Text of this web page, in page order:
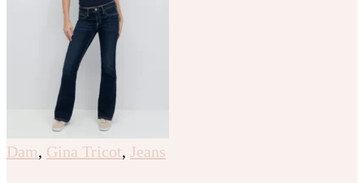
Dam, Gina Tricot, Jeans